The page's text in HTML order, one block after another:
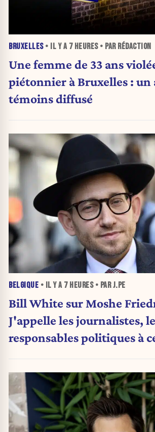
BRUXELLES• IL Y A 7 HEURES• PAR RÉDACTION
Une femme de 33 ans
piétonnier à Bruxelles : un
témoins diffusé
BELGIQUE • IL Y A 7 HEURES• PAR J.PE
Bill White sur Moshe
J'appelle les journalistes,
responsables politiques à